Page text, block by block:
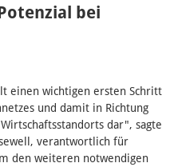
bei
einen wichtigen ersten Schritt
und damit in Richtung
dar", sagte
verantwortlich für
den weiteren notwendigen